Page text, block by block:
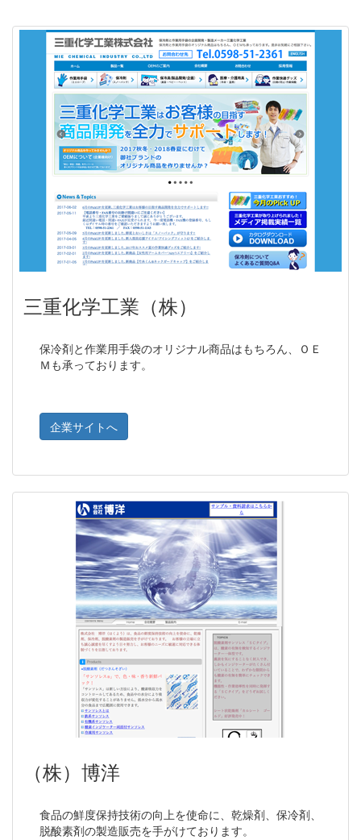
三重化学工業（株）
保冷剤と作業用手袋のオリジナル商品はもちろん、ＯＥ
Ｍも承っております。
企業サイトへ
（株）博洋
食品の鮮度保持技術の向上を使命に、乾燥剤、保冷剤、
脱酸素剤の製造販売を手がけております。